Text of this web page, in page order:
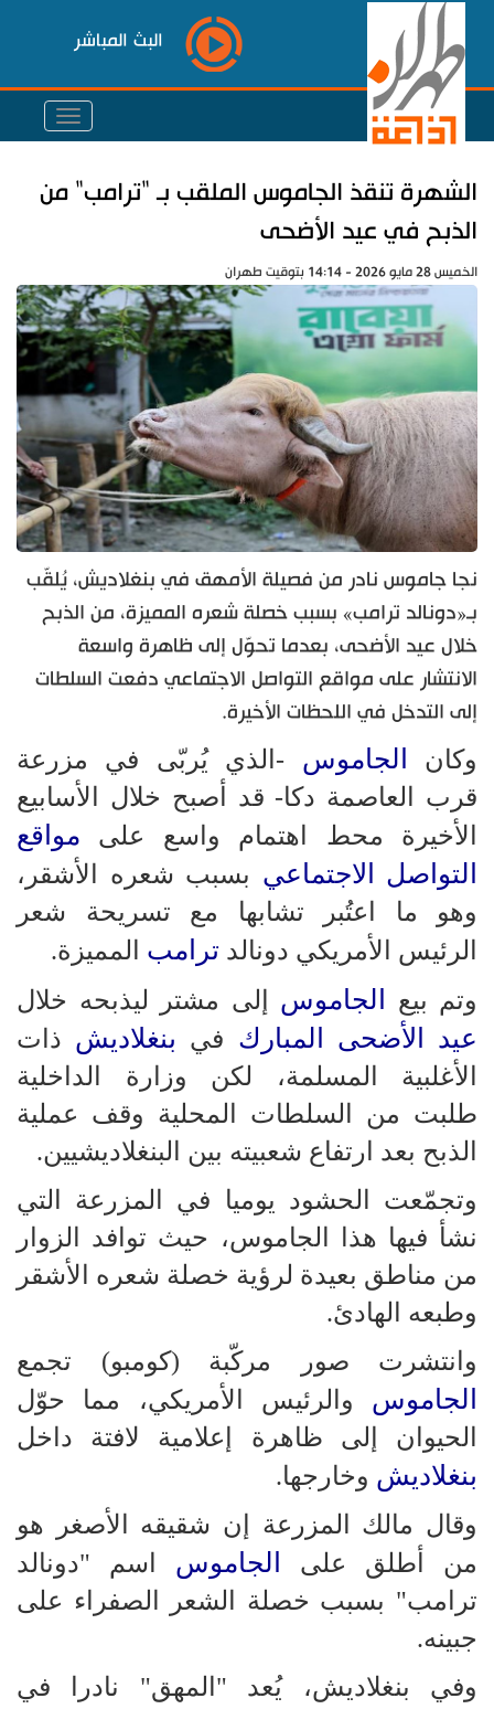
البث المباشر
الشهرة تنقذ الجاموس الملقب بـ "ترامب" من
الذبح في عيد الأضحى
الخميس 28 مايو 2026 - 14:14 بتوقيت طهران
نجا جاموس نادر من فصيلة الأمهق في بنغلاديش، يُلقّب
بـ«دونالد ترامب» بسبب خصلة شعره المميزة، من الذبح
خلال عيد الأضحى، بعدما تحوّل إلى ظاهرة واسعة
الانتشار على مواقع التواصل الاجتماعي دفعت السلطات
إلى التدخل في اللحظات الأخيرة.
وكان الجاموس -الذي يُربّى في مزرعة
قرب العاصمة دكا- قد أصبح خلال الأسابيع
الأخيرة محط اهتمام واسع على مواقع
التواصل الاجتماعي بسبب شعره الأشقر،
وهو ما اعتُبر تشابها مع تسريحة شعر
الرئيس الأمريكي دونالد ترامب المميزة.
وتم بيع الجاموس إلى مشتر ليذبحه خلال
عيد الأضحى المبارك في بنغلاديش ذات
الأغلبية المسلمة، لكن وزارة الداخلية
طلبت من السلطات المحلية وقف عملية
الذبح بعد ارتفاع شعبيته بين البنغلاديشيين.
وتجمّعت الحشود يوميا في المزرعة التي
نشأ فيها هذا الجاموس، حيث توافد الزوار
من مناطق بعيدة لرؤية خصلة شعره الأشقر
وطبعه الهادئ.
وانتشرت صور مركّبة (كومبو) تجمع
الجاموس والرئيس الأمريكي، مما حوّل
الحيوان إلى ظاهرة إعلامية لافتة داخل
بنغلاديش وخارجها.
وقال مالك المزرعة إن شقيقه الأصغر هو
من أطلق على الجاموس اسم "دونالد
ترامب" بسبب خصلة الشعر الصفراء على
جبينه.
وفي بنغلاديش، يُعد "المهق" نادرا في